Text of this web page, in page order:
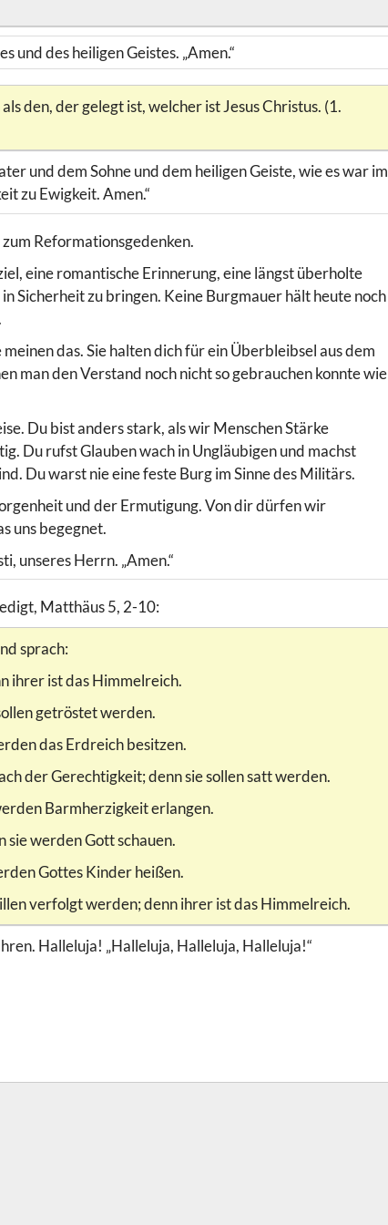
und des heiligen Geistes. „Amen.“
den, der gelegt ist, welcher ist Jesus Christus. (1.
und dem Sohne und dem heiligen Geiste, wie es war im
zu Ewigkeit. Amen.“
zum Reformationsgedenken.
eine romantische Erinnerung, eine längst überholte
Sicherheit zu bringen. Keine Burgmauer hält heute noch
das. Sie halten dich für ein Überbleibsel aus dem
man den Verstand noch nicht so gebrauchen konnte wie
Du bist anders stark, als wir Menschen Stärke
Du rufst Glauben wach in Ungläubigen und machst
Du warst nie eine feste Burg im Sinne des Militärs.
und der Ermutigung. Von dir dürfen wir
uns begegnet.
unseres Herrn. „Amen.“
Matthäus 5, 2-10:
sprach:
ihrer ist das Himmelreich.
getröstet werden.
das Erdreich besitzen.
der Gerechtigkeit; denn sie sollen satt werden.
Barmherzigkeit erlangen.
sie werden Gott schauen.
Gottes Kinder heißen.
verfolgt werden; denn ihrer ist das Himmelreich.
Halleluja! „Halleluja, Halleluja, Halleluja!“